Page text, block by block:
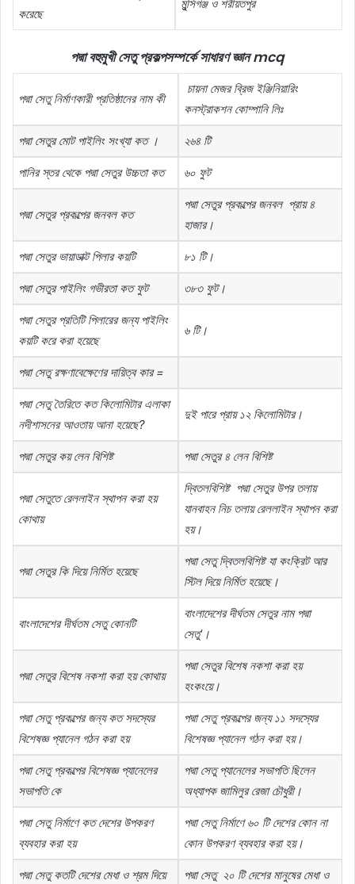
করেছে
মুন্সিগঞ্জ ও শরীয়তপুর
পদ্মা বহুমুখী সেতু প্রকল্পসম্পর্কেসাধারণ জ্ঞানmcq
পদ্মা সেতু নির্মাণকারী প্রতিষ্ঠানের নাম কী
চায়না মেজর ব্রিজ ইঞ্জিনিয়ারিং
কনস্ট্রাকশন কোম্পানি লিঃ
পদ্মা সেতুর মোট পাইলিং সংখ্যা কত । ২৬৪ টি
পানির স্তর থেকে পদ্মা সেতুর উচ্চতা কত ৬০ ফুট
পদ্মা সেতুর প্রকল্পের জনবল কত
পদ্মা সেতুর প্রকল্পের জনবল প্রায় ৪
হাজার।
পদ্মা সেতুর ভায়াডাক্ট পিলার কয়টি ৮১ টি।
পদ্মা সেতুর পাইলিং গভীরতা কত ফুট ৩৮৩ ফুট।
পদ্মা সেতুর প্রতিটি পিলারের জন্য পাইলিং
কয়টি করে করা হয়েছে
৬ টি।
পদ্মা সেতু রক্ষণাবেক্ষেণের দায়িত্ব কার=
পদ্মা সেতু তৈরিতে কত কিলোমিটার এলাকা
নদীশাসনের আওতায় আনা হয়েছে?
দুই পারে প্রায় ১২ কিলোমিটার।
পদ্মা সেতুর কয় লেন বিশিষ্ট পদ্মা সেতুর ৪ লেন বিশিষ্ট
পদ্মা সেতুতে রেললাইন স্থাপন করা হয়
কোথায়
দ্বিতলবিশিষ্ট পদ্মা সেতুর উপর তলায়
যানবাহন নিচ তলায় রেললাইন স্থাপন করা
হয়।
পদ্মা সেতুর কি দিয়ে নির্মিত হয়েছে
পদ্মা সেতু দ্বিতলবিশিষ্ট যা কংক্রিট আর
স্টিল দিয়ে নির্মিত হয়েছে।
বাংলাদেশের দীর্ঘতম সেতু কোনটি
বাংলাদেশের দীর্ঘতম সেতুর নাম পদ্মা
সেতু’।
পদ্মা সেতুর বিশেষ নকশা করা হয় কোথায়
পদ্মা সেতুর বিশেষ নকশা করা হয়
হংকংয়ে।
পদ্মা সেতু প্রকল্পের জন্য কত সদস্যের
বিশেষজ্ঞ প্যানেল গঠন করা হয়
পদ্মা সেতু প্রকল্পের জন্য ১১ সদস্যের
বিশেষজ্ঞ প্যানেল গঠন করা হয়।
পদ্মা সেতু প্রকল্পের বিশেষজ্ঞ প্যানেলের
সভাপতি কে
পদ্মা সেতু প্যানেলের সভাপতি ছিলেন
অধ্যাপক জামিলুর রেজা চৌধুরী।
পদ্মা সেতু নির্মাণে কত দেশের উপকরণ
ব্যবহার করা হয়
পদ্মা সেতু নির্মাণে ৬০ টি দেশের কোন না
কোন উপকরণ ব্যবহার করা হয়।
পদ্মা সেতু কতটি দেশের মেধা ও শ্রম দিয়ে
পদ্মা সেতু ২০ টি দেশের মানুষের মেধা ও